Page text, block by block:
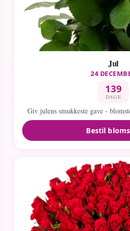
Jul
24
139
DAGE
Giv julens smukkeste gave -
Bestil